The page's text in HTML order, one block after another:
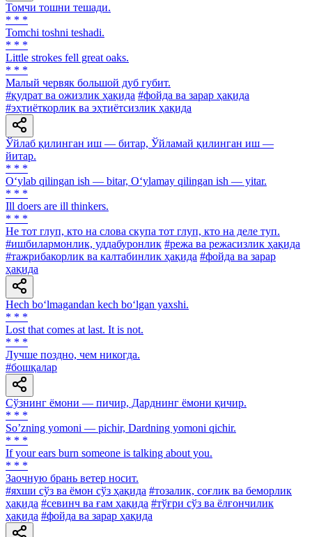
Томчи тошни тешади.
* * *
Tomchi toshni teshadi.
* * *
Little strokes fell great oaks.
* * *
Малый червяк большой дуб губит.
#қудрат ва ожизлик ҳақида #фойда ва зарар ҳақида
#эҳтиёткорлик ва эҳтиётсизлик ҳақида
Ўйлаб қилинган иш — битар, Ўйламай қилинган иш —
йитар.
* * *
O‘ylab qilingan ish — bitar, O‘ylamay qilingan ish — yitar.
* * *
Ill doers are ill thinkers.
* * *
He тот глуп, кто на слова скупа тот глуп, кто на деле туп.
#ишбилармонлик, уддабуронлик #режа ва режасизлик ҳақида
#тажрибакорлик ва калтабинлик ҳақида #фойда ва зарар
ҳақида
Hech bo‘lmagandan kech bo‘lgan yaxshi.
* * *
Lost that comes at last. It is not.
* * *
Лучше поздно, чем никогда.
#бошқалар
Сўзнинг ёмони — пичир, Дарднинг ёмони қичир.
* * *
Soʼzning yomoni — pichir, Dardning yomoni qichir.
* * *
If your ears burn someone is talking about you.
* * *
Заочную брань ветер носит.
#яхши сўз ва ёмон сўз ҳақида #тозалик, соғлик ва беморлик
ҳақида #севинч ва ғам ҳақида #тўғри сўз ва ёлғончилик
ҳақида #фойда ва зарар ҳақида